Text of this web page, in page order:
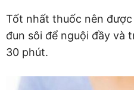
Tốt nhất thuốc nên
đun sôi để nguội đầy và
30 phút.